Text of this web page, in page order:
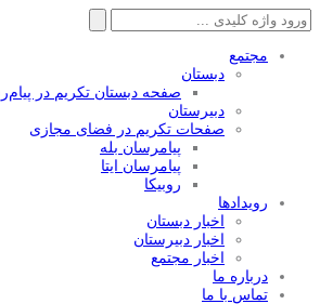
جستجو
برای:
مجتمع
دبستان
صفحه دبستان تکریم در
دبیرستان
صفحات تکریم در فضای مجازی
پیامرسان بله
پیامرسان ایتا
روبیکا
رویدادها
اخبار دبستان
اخبار دبیرستان
اخبار مجتمع
درباره ما
تماس با ما